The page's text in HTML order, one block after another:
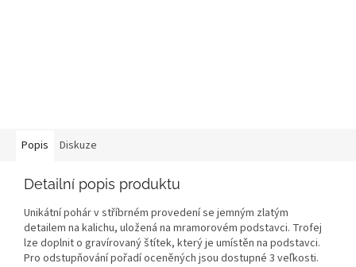
Popis Diskuze
Detailní popis produktu
Unikátní pohár v stříbrném provedení se jemným zlatým
detailem na kalichu, uložená na mramorovém podstavci. Trofej
lze doplnit o gravírovaný štítek, který je umístěn na podstavci.
Pro odstupňování pořadí oceněných jsou dostupné 3 veľkosti.